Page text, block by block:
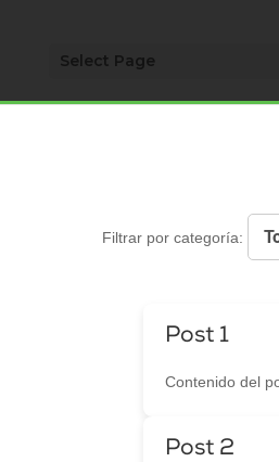
Select Page
Filtrar por categoría:
Post 1
Contenido del
Post 2